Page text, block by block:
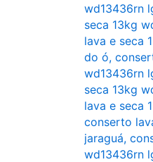
wd13436rn
seca 13kg
lava e seca
do ó,
wd13436rn
seca 13kg
lava e seca
conserto
jaraguá,
wd13436rn